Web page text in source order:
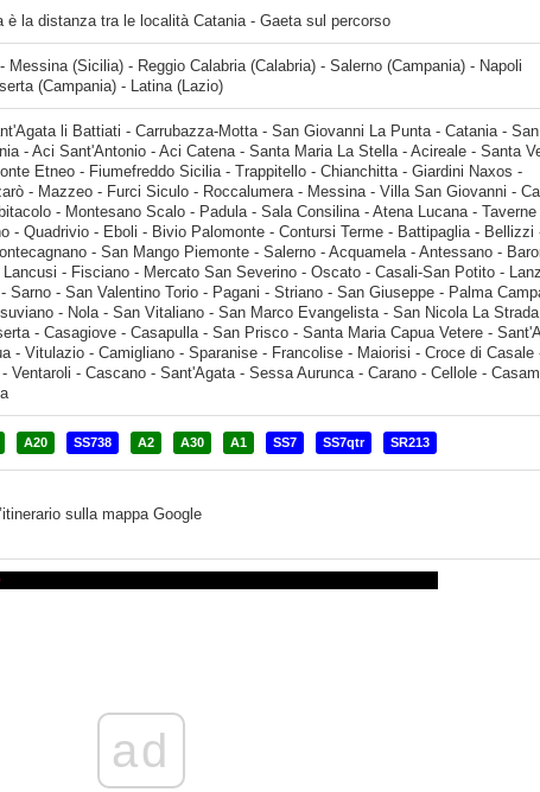
è la distanza tra le località Catania - Gaeta sul percorso
Messina (Sicilia) - Reggio Calabria (Calabria) - Salerno (Campania) - Napoli
(Campania) - Latina (Lazio)
di Catania - Aci Sant'Antonio - Aci Catena - Santa Maria La Stella - Acireale - Santa Venerina - Giarre - Piedimonte Etneo - Fiumefreddo Sicilia - Trappitello - Chianchitta - Giardini Naxos - Taormina - Mazzarò - Mazzeo - Furci Siculo - Roccalumera - Messina - Villa San Giovanni - Campo Calabro - Buonabitacolo - Montesano Scalo - Padula - Sala Consilina - Atena Lucana - Taverne - Polla - Petina - Zuppino - Quadrivio - Eboli - Bivio Palomonte
A20 SS738 A2 A30 A1 SS7 SS7qtr SR213
sulla mappa Google
ad